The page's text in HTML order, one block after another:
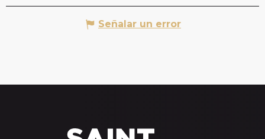
Señalar un error